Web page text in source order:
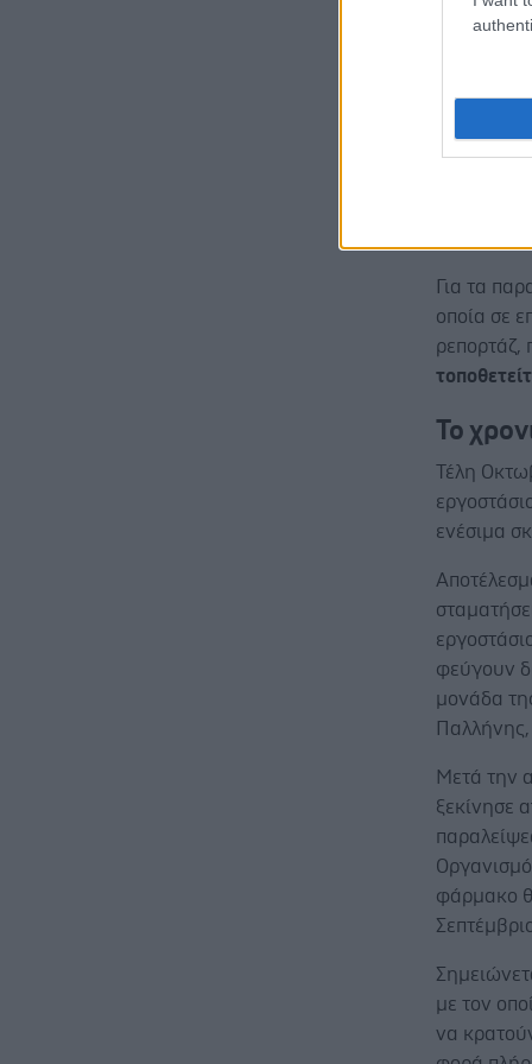
Κίνηση
Για τα
οποία σε
ρεπορτάζ,
Το
Τέλη
ενέσιμα
φεύγουν
μονάδα
Μετά την
ξεκίνησε
φάρμακο
με τον
να